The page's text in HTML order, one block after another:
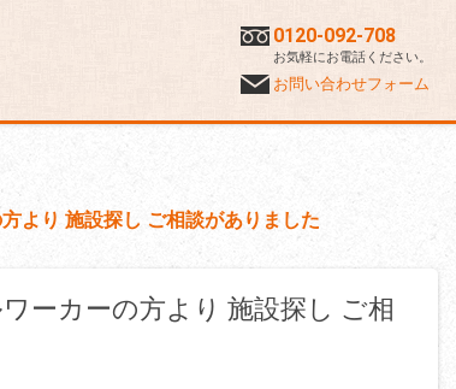
0120-092-708
お気軽にお電話ください。
お問い合わせフォーム
より 施設探し ご相談がありました
ーカーの方より 施設探し ご相